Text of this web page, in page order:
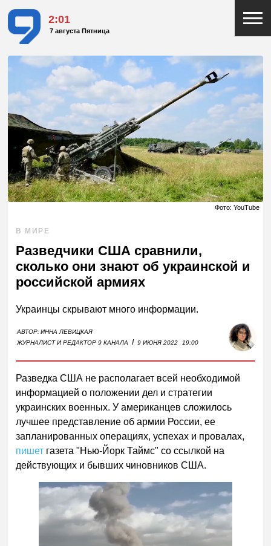
2:01
7 августа Пятница
Фото: YouTube
В МИРЕ
Разведчики США сравнили,
сколько они знают об украинской и
российской армиях
Украинцы скрывают много информации.
АВТОР:ИННА ЛЕВИЦКАЯ
ЖУРНАЛИСТ И РЕДАКТОР 9 КАНАЛА
I 9 ИЮНЯ 2022 19:00
Разведка США не располагает всей необходимой
информацией о положении дел и стратегии
украинских военных. У американцев сложилось
лучшее представление об армии России, ее
запланированных операциях, успехах и провалах,
пишет газета "Нью-Йорк Таймс" со ссылкой на
действующих и бывших чиновников США.